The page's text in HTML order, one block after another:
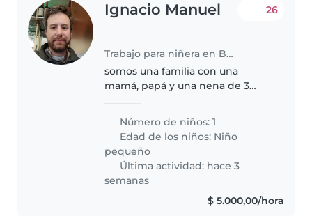
Ignacio Manuel
Trabajo para niñera en Buenos Aires
26
somos una familia con una
mamá, papá y una nena de 3
ayuda para cuidar a la nena para
poder descansar o estudiar
Número de niños: 1
Edad de los niños: Niño
pequeño
Última actividad: hace 3
semanas
$ 5.000,00/hora